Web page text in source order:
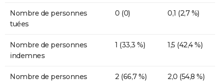
Nombre de personnes
tuées
0 (0) 0,1 (2,7 %)
Nombre de personnes
indemnes
1 (33,3 %) 1,5 (42,4 %)
Nombre de personnes
2 (66,7 %) 2,0 (54,8 %)